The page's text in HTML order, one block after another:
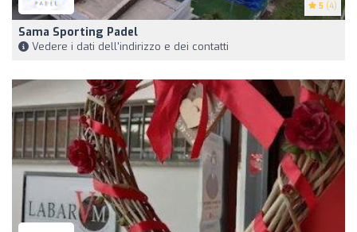
5 (4)
Sama Sporting Padel
Vedere i dati dell'indirizzo e dei contatti